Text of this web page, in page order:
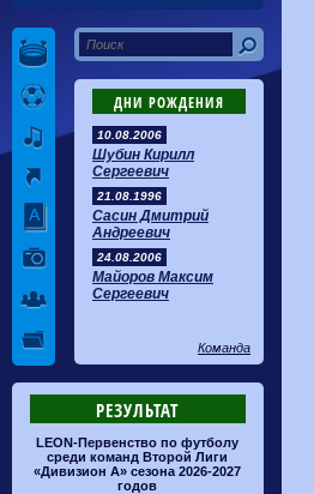
ДНИ РОЖДЕНИЯ
10.08.2006
Шубин Кирилл
Сергеевич
21.08.1996
Сасин Дмитрий
Андреевич
24.08.2006
Майоров Максим
Сергеевич
Команда
РЕЗУЛЬТАТ
LEON-Первенство по футболу
среди команд Второй Лиги
«Дивизион А» сезона 2026-2027
годов